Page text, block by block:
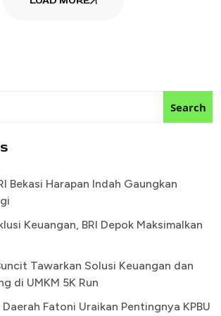
Search
Bekasi Harapan Indah Gaungkan
Keuangan, BRI Depok Maksimalkan
Tawarkan Solusi Keuangan dan
di UMKM 5K Run
Fatoni Uraikan Pentingnya KPBU